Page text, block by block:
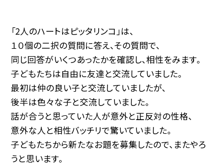
「2人のハートはピッタリンコ」は、
１０個の二択の質問に答え、その質問で、
同じ回答がいくつあったかを確認し、相性をみます。
子どもたちは自由に友達と交流していました。
最初は仲の良い子と交流していましたが、
後半は色々な子と交流していました。
話が合うと思っていた人が意外と正反対の性格、
意外な人と相性バッチリで驚いていました。
子どもたちから新たなお題を募集したので、またやろ
うと思います。